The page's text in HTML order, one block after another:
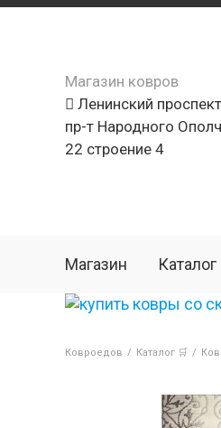
Магазин ковров
Ленинский проспект
пр-т Народного
22 строение 4
Магазин Каталог
Ковроедов / Каталог 🛒 /